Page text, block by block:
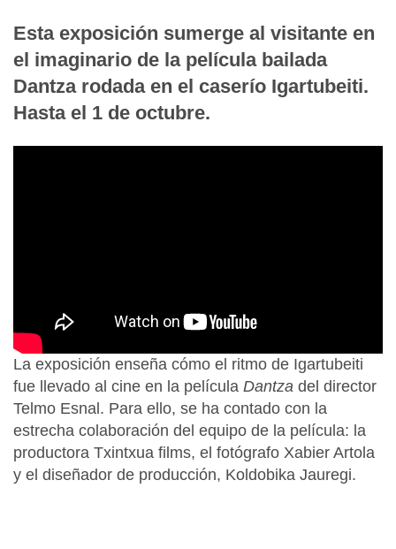
Esta exposición sumerge al visitante en
el imaginario de la película bailada
Dantza rodada en el caserío Igartubeiti.
Hasta el 1 de octubre.
La exposición enseña cómo el ritmo de Igartubeiti
fue llevado al cine en la película Dantza del director
Telmo Esnal. Para ello, se ha contado con la
estrecha colaboración del equipo de la película: la
productora Txintxua films, el fotógrafo Xabier Artola
y el diseñador de producción, Koldobika Jauregi.